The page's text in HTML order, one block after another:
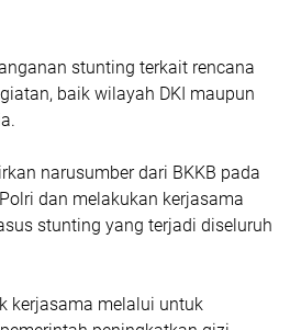
stunting terkait rencana
baik wilayah DKI maupun
narusumber dari BKKB pada
dan melakukan kerjasama
stunting yang terjadi diseluruh
kerjasama melalui untuk